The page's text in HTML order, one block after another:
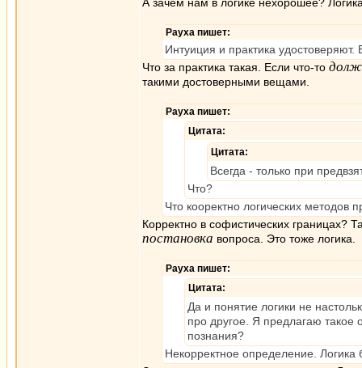
Рауха пишет:
Интуиция и практика удостоверяют.
Что за практика такая. Если что-то
такими достоверными вещами.
Рауха пишет:
Цитата:
Цитата:
Всегда - только при
Что?
Что кооректно логических методов
Корректно в софистических границах?
постановка вопроса. Это тоже логика.
Рауха пишет:
Цитата:
Да и понятие логики не
про другое. Я предлагаю такое
познания?
Некорректное определение.